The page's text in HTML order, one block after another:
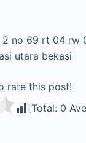
2 no 69 rt 04 rw
utara bekasi
rate this post!
[Total: 0